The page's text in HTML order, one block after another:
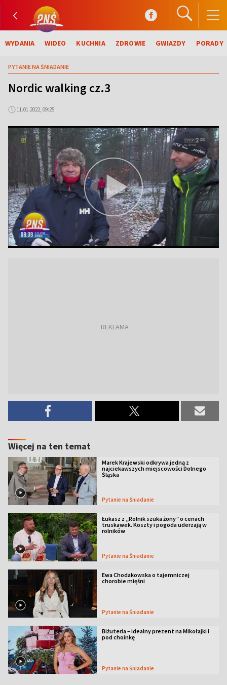
WYDANIA WIDEO KUCHNIA ZDROWIE GWIAZDY PORADY
PYTANIE NA ŚNIADANIE
Nordic walking cz.3
11.01.2022, 09:25
Więcej na ten temat
Marek Krajewski odkrywa jedną z
najciekawszych miejscowości Dolnego
Śląska
Pytanie na Śniadanie
Łukasz z „Rolnik szuka żony” o cenach
truskawek. Koszty i pogoda uderzają w
rolników
Pytanie na Śniadanie
Ewa Chodakowska o tajemniczej
chorobie mięśni
Pytanie na Śniadanie
Biżuteria – idealny prezent na Mikołajki i
pod choinkę
Pytanie na Śniadanie